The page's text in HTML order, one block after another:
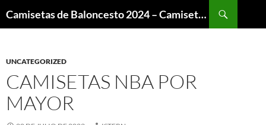
Camisetas de Baloncesto 2024 – Camisetas NBA
UNCATEGORIZED
CAMISETAS NBA POR
MAYOR